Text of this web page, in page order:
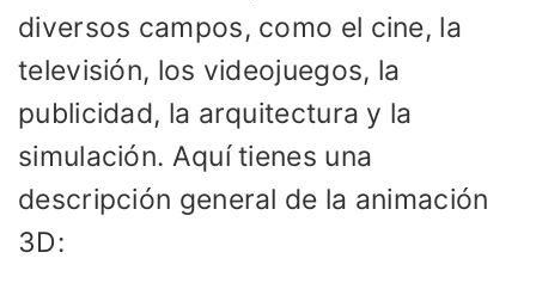
diversos campos, como el cine, la
televisión, los videojuegos, la
publicidad, la arquitectura y la
simulación. Aquí tienes una
descripción general de la animación
3D: